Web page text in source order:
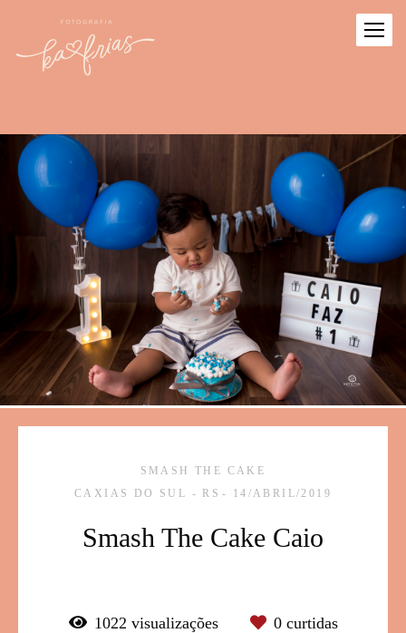
SMASH THE CAKE
CAXIAS DO SUL - RS
14/ABRIL/2019
Smash The Cake Caio
1022 visualizações 0curtidas